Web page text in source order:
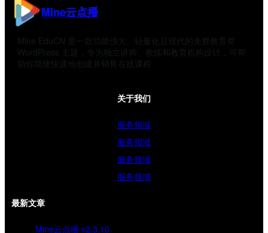
Mine云点播
Mine EduCN 是一款功能强大、轻量化且现代的免费教育类
WordPress 主题，专为独立讲师、教练和教育机构设计，可帮
助你简便快速地创建并销售在线课程
关于我们
服务领域
服务领域
服务领域
服务领域
最新文章
Mine云点播 v2.3.10